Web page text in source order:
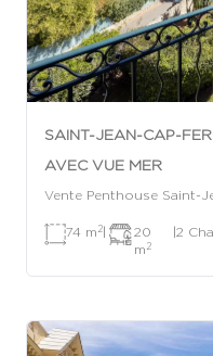
SAINT-JEAN-CAP-
AVEC VUE MER
Vente Penthouse Saint-
74 m 2|
20
m 2
|2